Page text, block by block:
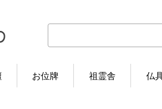
お位牌 祖霊舎 仏